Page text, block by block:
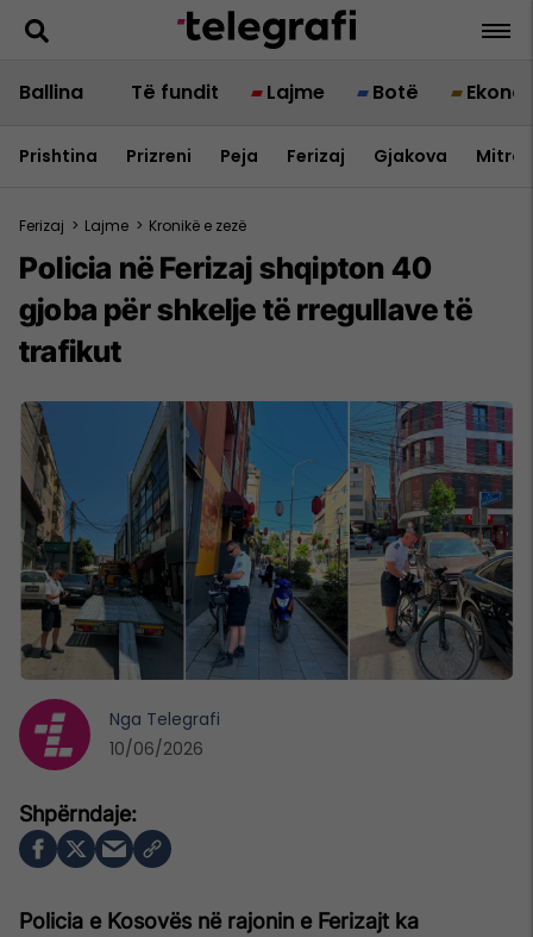
Ballina Të fundit Lajme Botë
Prishtina Prizreni Peja Ferizaj Gjakova
Ferizaj > Lajme > Kronikë e zezë
Policia në Ferizaj shqipton 40
gjoba për shkelje të rregullave të
trafikut
Policia e Kosovës në rajonin e Ferizajt ka
Nga Telegrafi
10/06/2026